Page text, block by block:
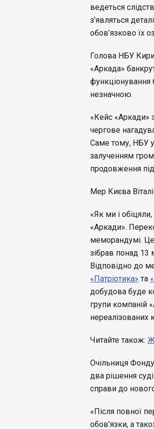
ведеться
з’являться
обов’язково їх
Голова НБУ
«Аркада»
функціонування
незначною.
«Кейс «Аркади»
чергове
Саме тому, НБУ у
залученням
продовження
Мер Києва
«Як ми і
«Аркади».
меморандумі.
зібрав понад 13
Відповідно до
«Патріотика» та
добудова буде
групи компаній
нереалізованих
Читайте також:
Очільниця Фонду
два рішення
справи до
«Після повної
обов’язки, а